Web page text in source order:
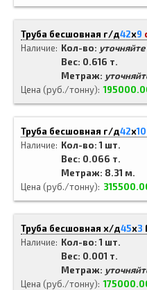
Труба бесшовная г/д42x9
Наличие
Кол-во: уточняйте
Вес: 0.616 т.
Метраж:
Цена (руб./тонну)
Труба бесшовная г/д42x10
Наличие
Кол-во: 1 шт.
Вес: 0.066 т.
Метраж: 8.31 м.
Цена (руб./тонну)
Труба бесшовная х/д45x3
Наличие
Кол-во: 1 шт.
Вес: 0.001 т.
Метраж:
Цена (руб./тонну)